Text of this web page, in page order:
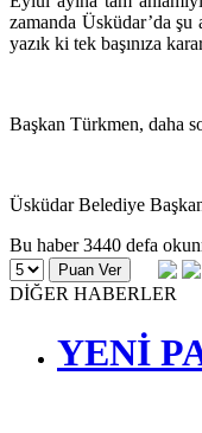
zamanda Üsküdar’da şu
yazık ki tek başınıza
Başkan Türkmen, daha
Üsküdar Belediye
Bu haber 3440 defa
DİĞER HABERLER
YENİ